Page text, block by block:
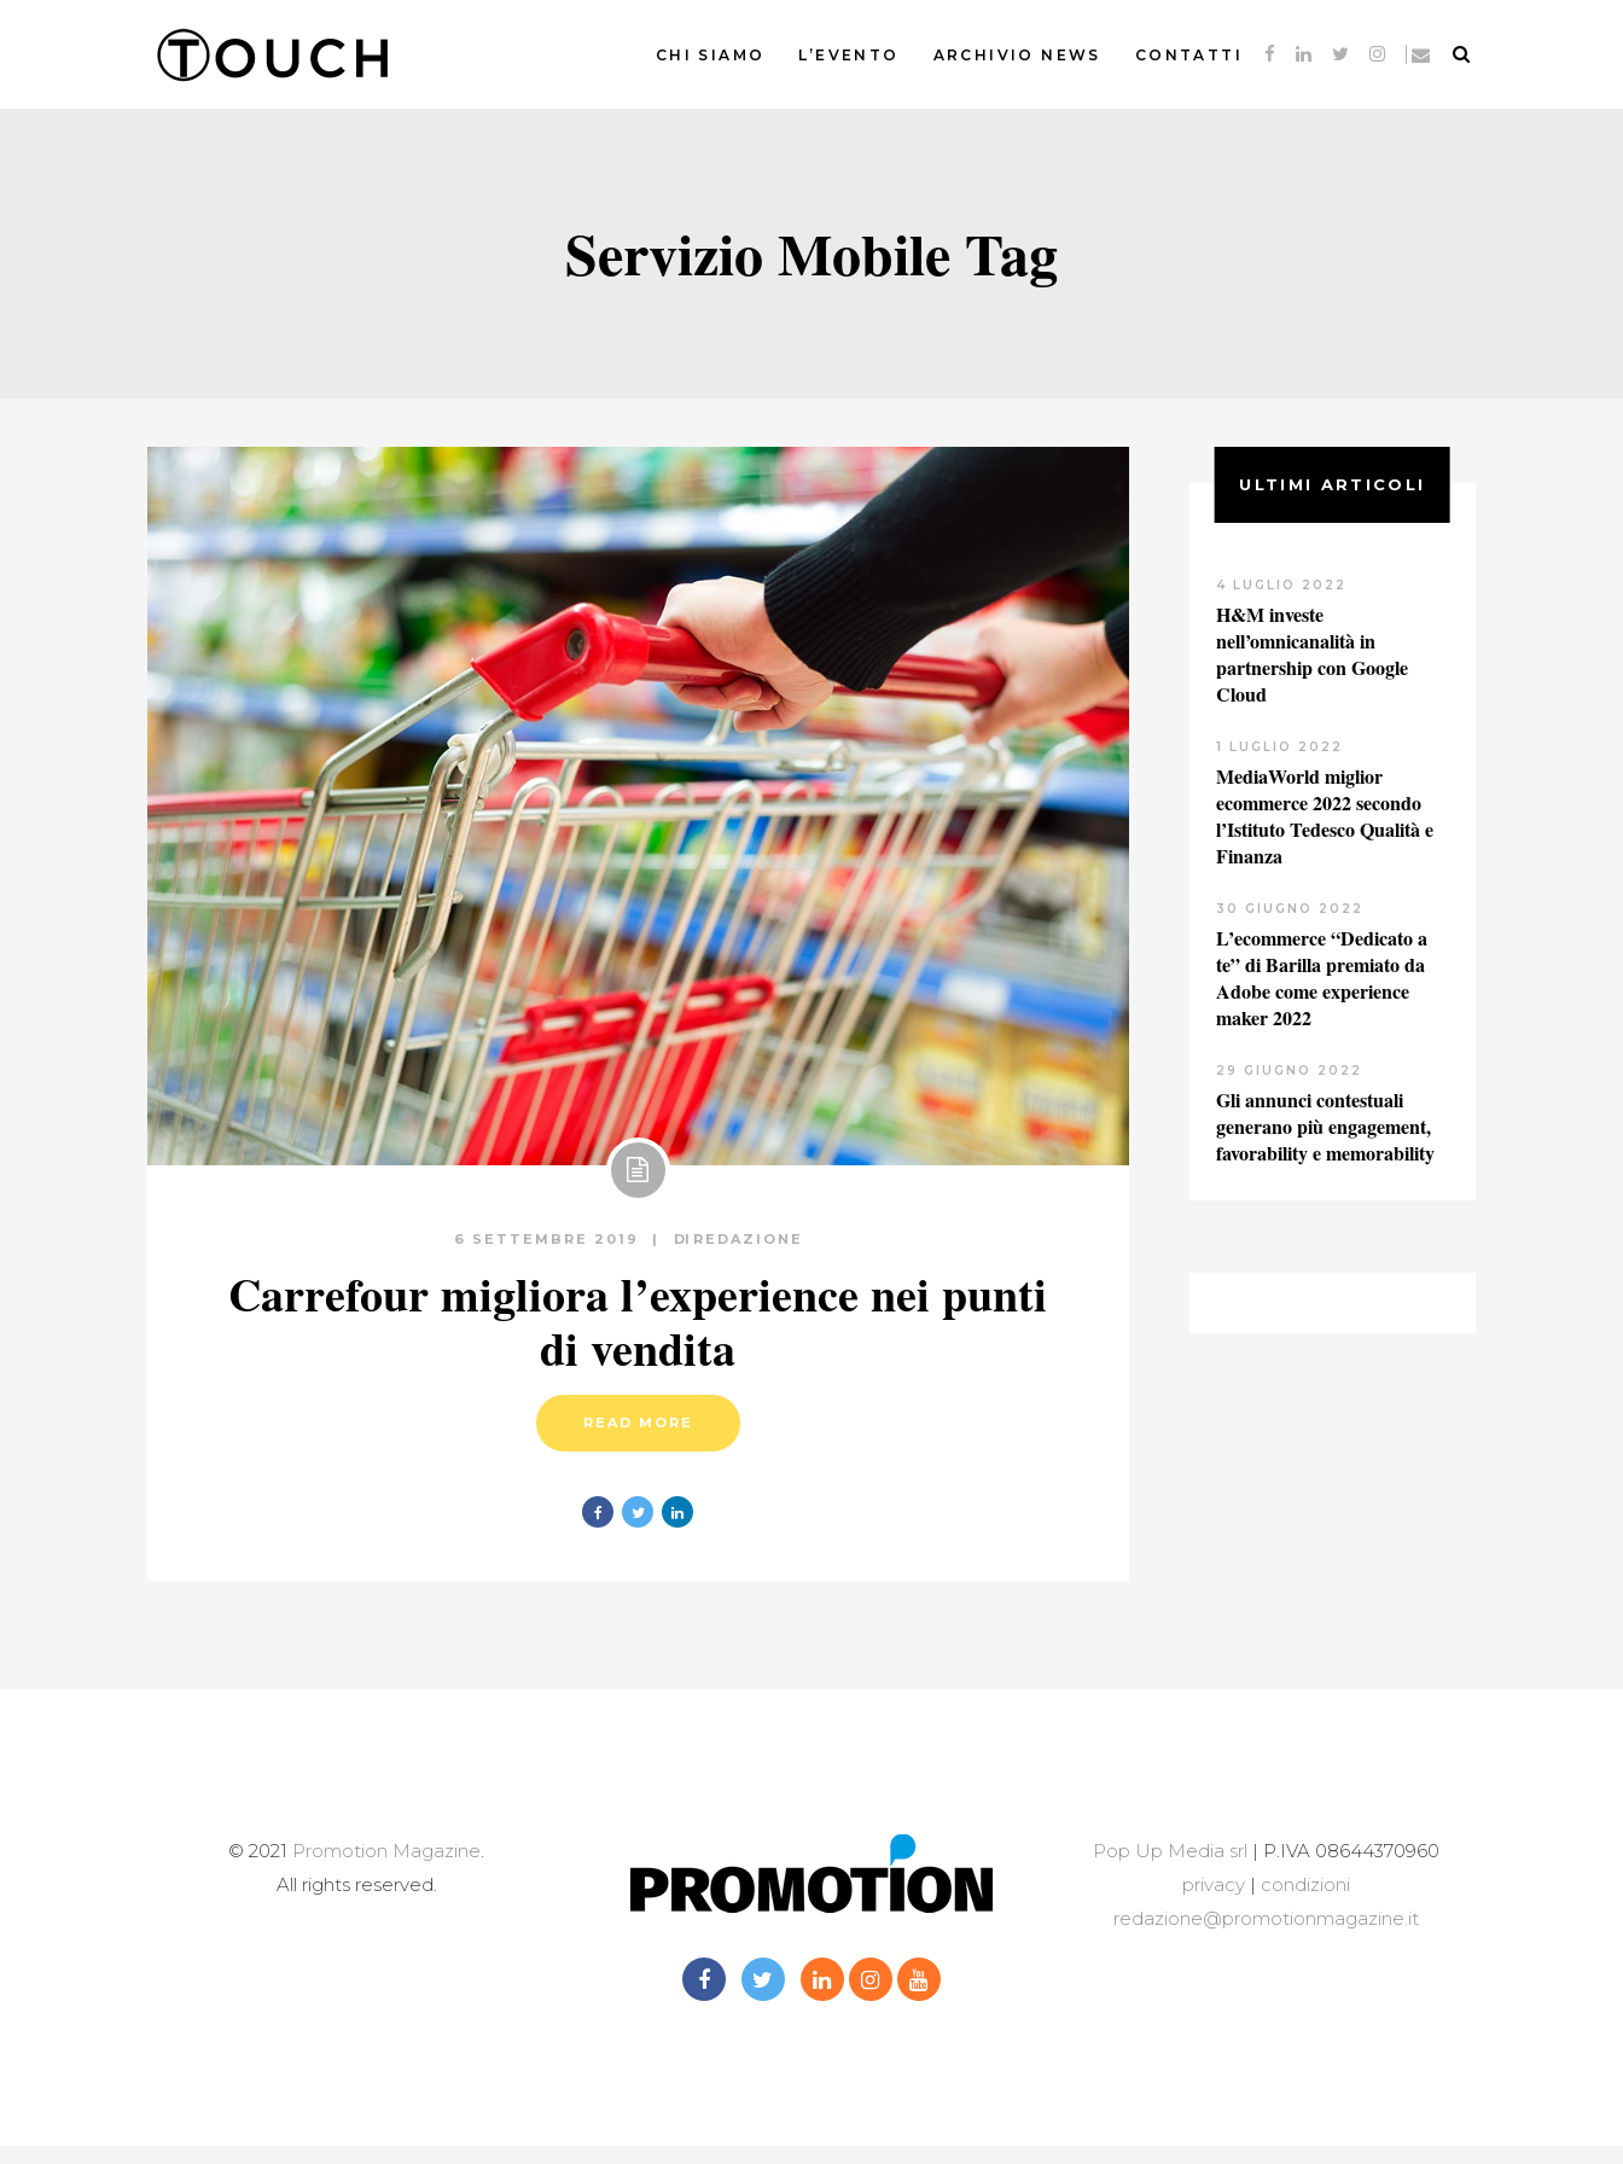
CHI SIAMO L’EVENTO ARCHIVIO NEWS CONTATTI
Servizio Mobile Tag
6 SETTEMBRE 2019 DI REDAZIONE
Carrefour migliora l’experience nei punti
di vendita
READ MORE
ULTIMI ARTICOLI
4 LUGLIO 2022
H&M investe
nell’omnicanalità in
partnership con Google
Cloud
1 LUGLIO 2022
MediaWorld miglior
ecommerce 2022 secondo
l’Istituto Tedesco Qualità e
Finanza
30 GIUGNO 2022
L’ecommerce “Dedicato a
te” di Barilla premiato da
Adobe come experience
maker 2022
29 GIUGNO 2022
Gli annunci contestuali
generano più engagement,
favorability e memorability
© 2021 Promotion Magazine.
All rights reserved.
Pop Up Media srl | P.IVA 08644370960
privacy | condizioni
redazione@promotionmagazine.it